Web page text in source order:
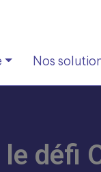
Nos
défi